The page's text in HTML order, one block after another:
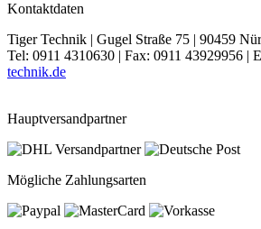
Kontaktdaten
Tiger Technik | Gugel Straße 75 | 90459
Tel: 0911 4310630 | Fax: 0911 43929956 |
technik.de
Hauptversandpartner
Mögliche Zahlungsarten